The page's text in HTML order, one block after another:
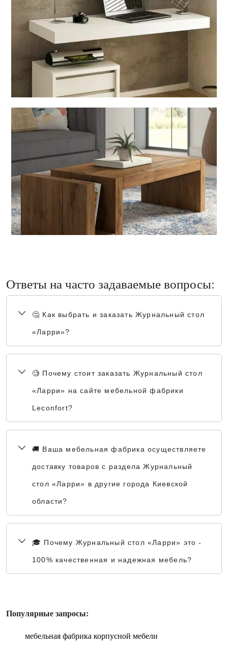
Ответы на часто задаваемые вопросы:
🤔 Как выбрать и заказать Журнальный стол
«Ларри»?
🧐 Почему стоит заказать Журнальный стол
«Ларри» на сайте мебельной фабрики
Leconfort?
🚚 Ваша мебельная фабрика осуществляете
доставку товаров с раздела Журнальный
стол «Ларри» в другие города Киевской
области?
🎓 Почему Журнальный стол «Ларри» это -
100% качественная и надежная мебель?
Популярные запросы:
мебельная фабрика корпусной мебели